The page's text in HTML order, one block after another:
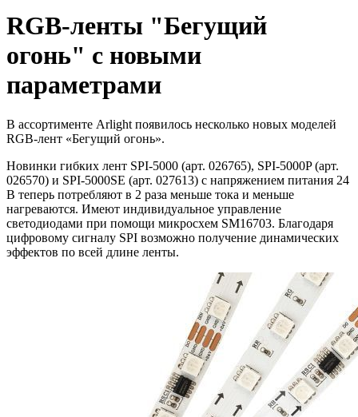
RGB-ленты "Бегущий
огонь" с новыми
параметрами
В ассортименте Arlight появилось несколько новых моделей
RGB-лент «Бегущий огонь».
Новинки гибких лент SPI-5000 (арт. 026765), SPI-5000P (арт.
026570) и SPI-5000SE (арт. 027613) с напряжением питания 24
В теперь потребляют в 2 раза меньше тока и меньше
нагреваются. Имеют индивидуальное управление
светодиодами при помощи микросхем SM16703. Благодаря
цифровому сигналу SPI возможно получение динамических
эффектов по всей длине ленты.